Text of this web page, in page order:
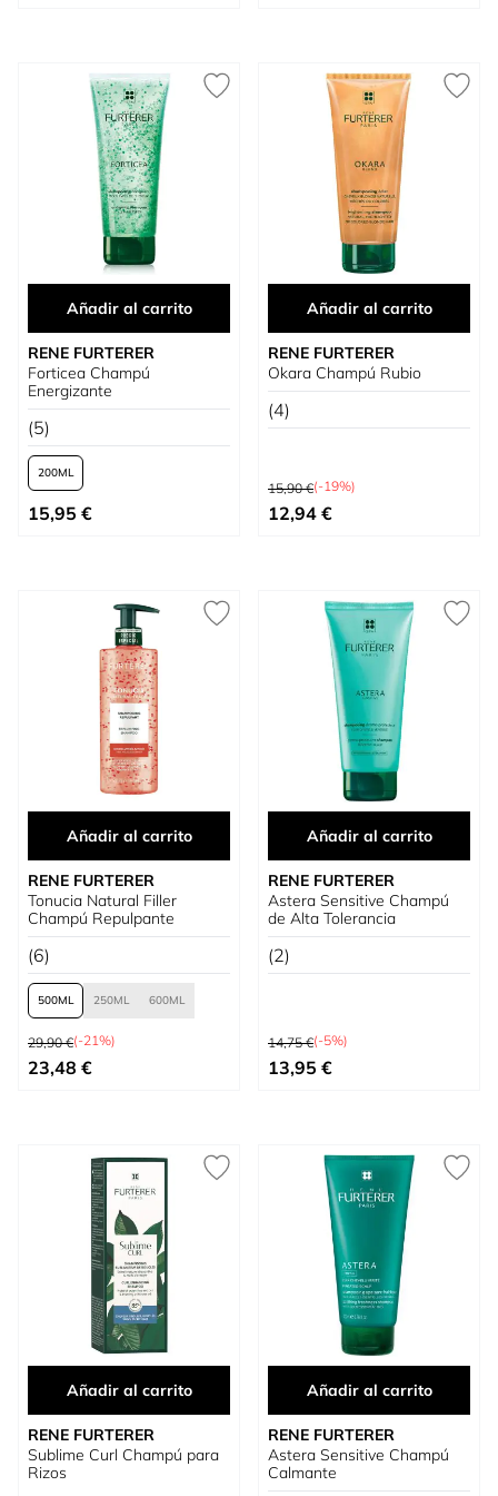
Añadir al carrito
RENE FURTERER
Forticea Champú
Energizante
(5)
200
Tan bajo como
15,95 €
Añadir al carrito
RENE FURTERER
Okara Champú Rubio
(4)
Precio habitual
15,90 €(-19%)
Precio especial
12,94 €
Añadir al carrito
RENE FURTERER
Tonucia Natural Filler
Champú Repulpante
(6)
250
500 600
Precio habitual
29,90 €(-21%)
Tan bajo como
23,48 €
Añadir al carrito
RENE FURTERER
Astera Sensitive Champú
de Alta Tolerancia
(2)
Precio habitual
14,75 €(-5%)
Precio especial
13,95 €
Añadir al carrito
RENE FURTERER
Sublime Curl Champú para
Rizos
Añadir al carrito
RENE FURTERER
Astera Sensitive Champú
Calmante